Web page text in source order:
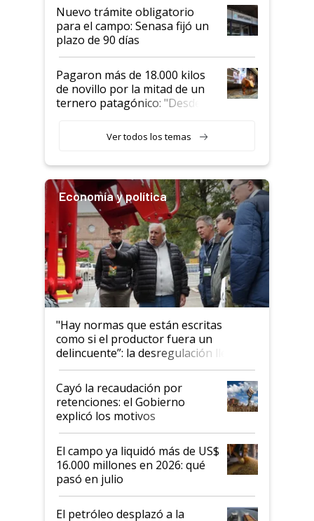
Nuevo trámite obligatorio
para el campo: Senasa fijó un
plazo de 90 días
Pagaron más de 18.000 kilos
de novillo por la mitad de un
ternero patagónico: "Desde
llamar la atención"
Ver todos los temas
Economía y política
"Hay normas que están escritas
como si el productor fuera un
delincuente”: la desregulación llegó
al Congreso Aapresid y hasta se
habló del financiamiento al IPCVA
Cayó la recaudación por
retenciones: el Gobierno
explicó los motivos
El campo ya liquidó más de US$
16.000 millones en 2026: qué
pasó en julio
El petróleo desplazó a la